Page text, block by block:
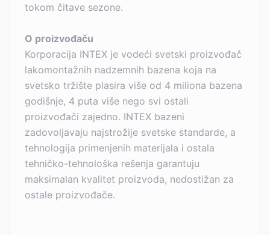
tokom čitave sezone.
O proizvođaču
Korporacija INTEX je vodeći svetski proizvođač
lakomontažnih nadzemnih bazena koja na
svetsko tržište plasira više od 4 miliona bazena
godišnje, 4 puta više nego svi ostali
proizvođači zajedno. INTEX bazeni
zadovoljavaju najstrožije svetske standarde, a
tehnologija primenjenih materijala i ostala
tehničko-tehnološka rešenja garantuju
maksimalan kvalitet proizvoda, nedostižan za
ostale proizvođače.